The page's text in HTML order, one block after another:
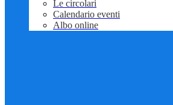
Le circolari
Calendario eventi
Albo online